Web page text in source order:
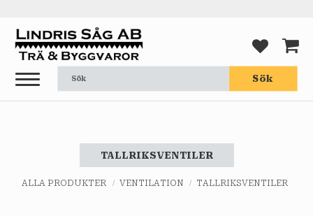
Meny
Sök
TALLRIKSVENTILER
ALLA PRODUKTER VENTILATION TALLRIKSVENTILER